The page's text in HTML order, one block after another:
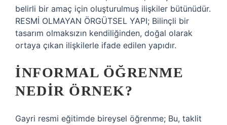
belirli bir amaç için oluşturulmuş ilişkiler bütünüdür.
RESMİ OLMAYAN ÖRGÜTSEL YAPI; Bilinçli bir
tasarım olmaksızın kendiliğinden, doğal olarak
ortaya çıkan ilişkilerle ifade edilen yapıdır.
İNFORMAL ÖĞRENME
NEDIR ÖRNEK?
Gayri resmi eğitimde bireysel öğrenme; Bu, taklit